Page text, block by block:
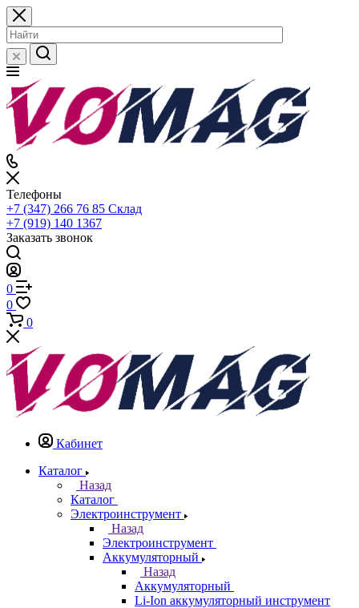
Телефоны
+7 (347) 266 76 85 Склад
+7 (919) 140 1367
Заказать звонок
0
0
0
Кабинет
Каталог
Назад
Каталог
Электроинструмент
Назад
Электроинструмент
Аккумуляторный
Назад
Аккумуляторный
Li-Ion аккумуляторный инструмент